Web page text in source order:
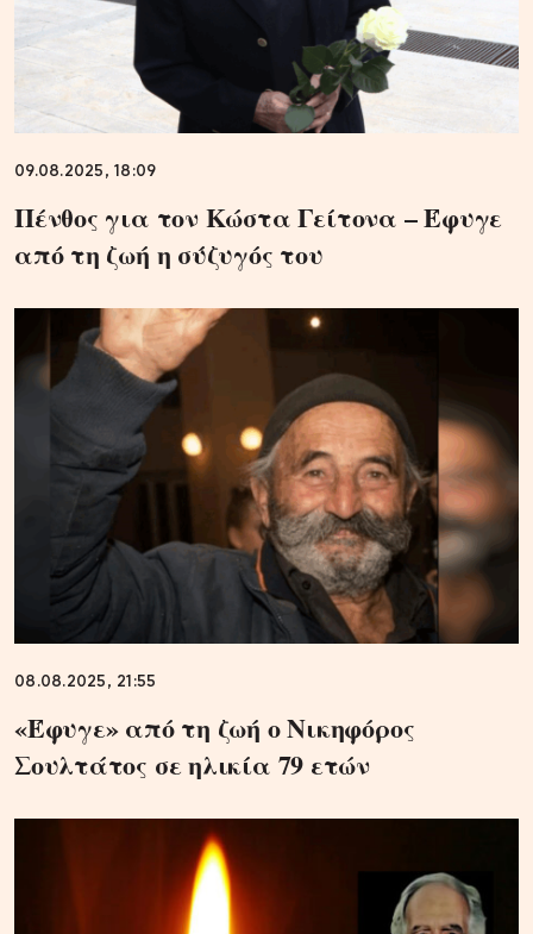
09.08.2025, 18:09
Πένθος για τον Κώστα Γείτονα – Έφυγε
από τη ζωή η σύζυγός του
08.08.2025, 21:55
«Έφυγε» από τη ζωή ο Νικηφόρος
Σουλτάτος σε ηλικία 79 ετών